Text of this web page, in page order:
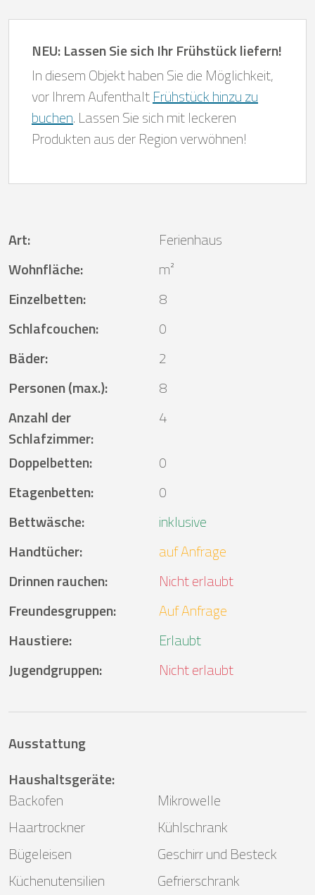
NEU: Lassen Sie sich Ihr Frühstück liefern!
In diesem Objekt haben Sie die Möglichkeit,
vor Ihrem AufenthaltFrühstück hinzu zu
buchen. Lassen Sie sich mit leckeren
Produkten aus der Region verwöhnen!
Art:
Ferienhaus
Wohnfläche:
m²
Einzelbetten:
8
Schlafcouchen:
0
Bäder:
2
Personen (max.):
8
Anzahl der
Schlafzimmer:
4
Doppelbetten:
0
Etagenbetten:
0
Bettwäsche:
inklusive
Handtücher:
auf Anfrage
Drinnen rauchen:
Nicht erlaubt
Freundesgruppen:
Auf Anfrage
Haustiere:
Erlaubt
Jugendgruppen: Nicht erlaubt
Ausstattung
Haushaltsgeräte:
Backofen
Mikrowelle
Haartrockner
Kühlschrank
Bügeleisen
Geschirr und Besteck
Küchenutensilien
Gefrierschrank